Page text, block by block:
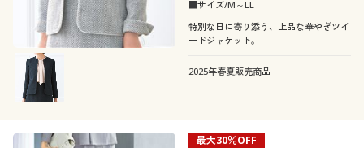
■サイズ/M～LL
特別な日に寄り添う、上品な華やぎツイ
ードジャケット。
2025年春夏販売商品
最大30％OFF